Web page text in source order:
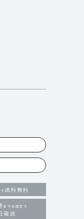
送料無料
までの注文で
発送